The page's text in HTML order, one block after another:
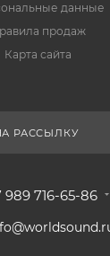
данные
продаж
Карта сайта
РАССЫЛКУ
989 716-65-86